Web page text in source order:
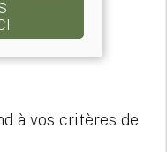
à vos critères de